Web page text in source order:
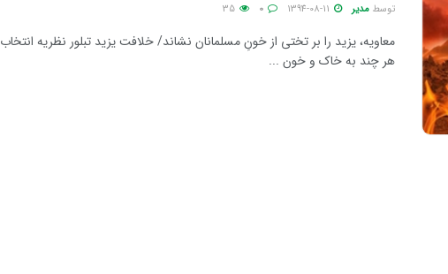
توسط مدیر
معاویه، یزید را بر تختی از خونِ مسلمانان نشاند/ خلافت یزید تبلور نظریه انتخاب
هر چند به خاک و خون ...